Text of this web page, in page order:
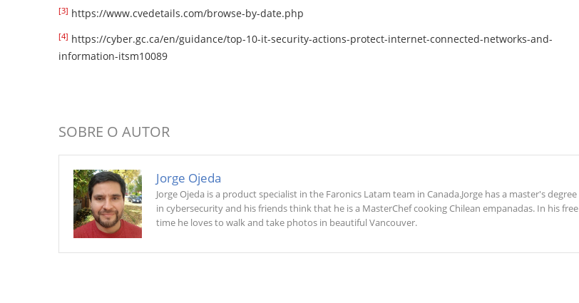
[3] https://www.cvedetails.com/browse-by-date.php
[4] https://cyber.gc.ca/en/guidance/top-10-it-security-actions-protect-internet-connected-networks-and-
information-itsm10089
SOBRE O AUTOR
Jorge Ojeda
Jorge Ojeda is a product specialist in the Faronics Latam team in Canada.Jorge has a master's degree
in cybersecurity and his friends think that he is a MasterChef cooking Chilean empanadas. In his free
time he loves to walk and take photos in beautiful Vancouver.